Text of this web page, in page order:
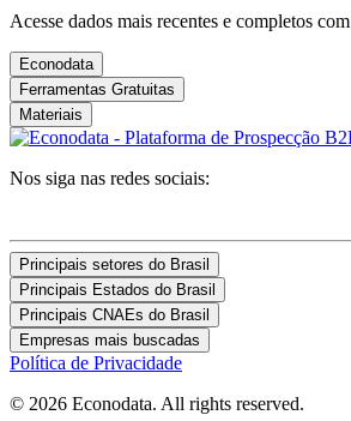
Acesse dados mais recentes e completos com
Econodata
Ferramentas Gratuitas
Materiais
Nos siga nas redes sociais:
Principais setores do Brasil
Principais Estados do Brasil
Principais CNAEs do Brasil
Empresas mais buscadas
Política de Privacidade
© 2026 Econodata. All rights reserved.